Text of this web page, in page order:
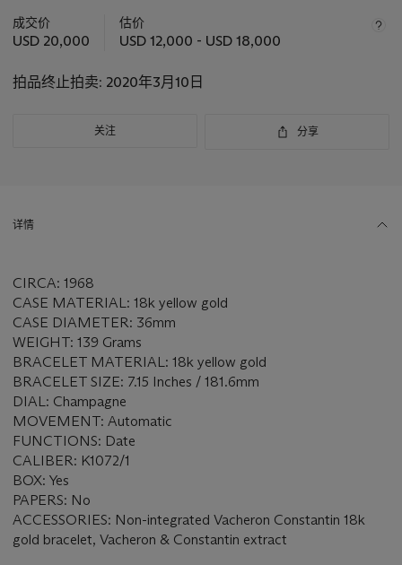
于
此
品
成交价
USD 20,000
估价
USD 12,000 - USD 18,000
拍品终止拍卖: 2020年3月10日
关注 分享
详情
CIRCA: 1968
CASE MATERIAL: 18k yellow gold
CASE DIAMETER: 36mm
WEIGHT: 139 Grams
BRACELET MATERIAL: 18k yellow gold
BRACELET SIZE: 7.15 Inches / 181.6mm
DIAL: Champagne
MOVEMENT: Automatic
FUNCTIONS: Date
CALIBER: K1072/1
BOX: Yes
PAPERS: No
ACCESSORIES: Non-integrated Vacheron Constantin 18k
gold bracelet, Vacheron & Constantin extract